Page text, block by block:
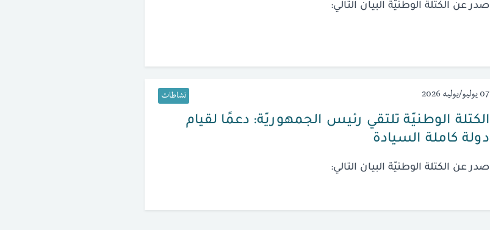
صدر عن الكتلة الوطنيّة البيان التالي:
07 يوليو/يوليه 2026 نشاطات
الكتلة الوطنيّة تلتقي رئيس الجمهوريّة: دعمًا لقيام
دولة كاملة السيادة
صدر عن الكتلة الوطنيّة البيان التالي: